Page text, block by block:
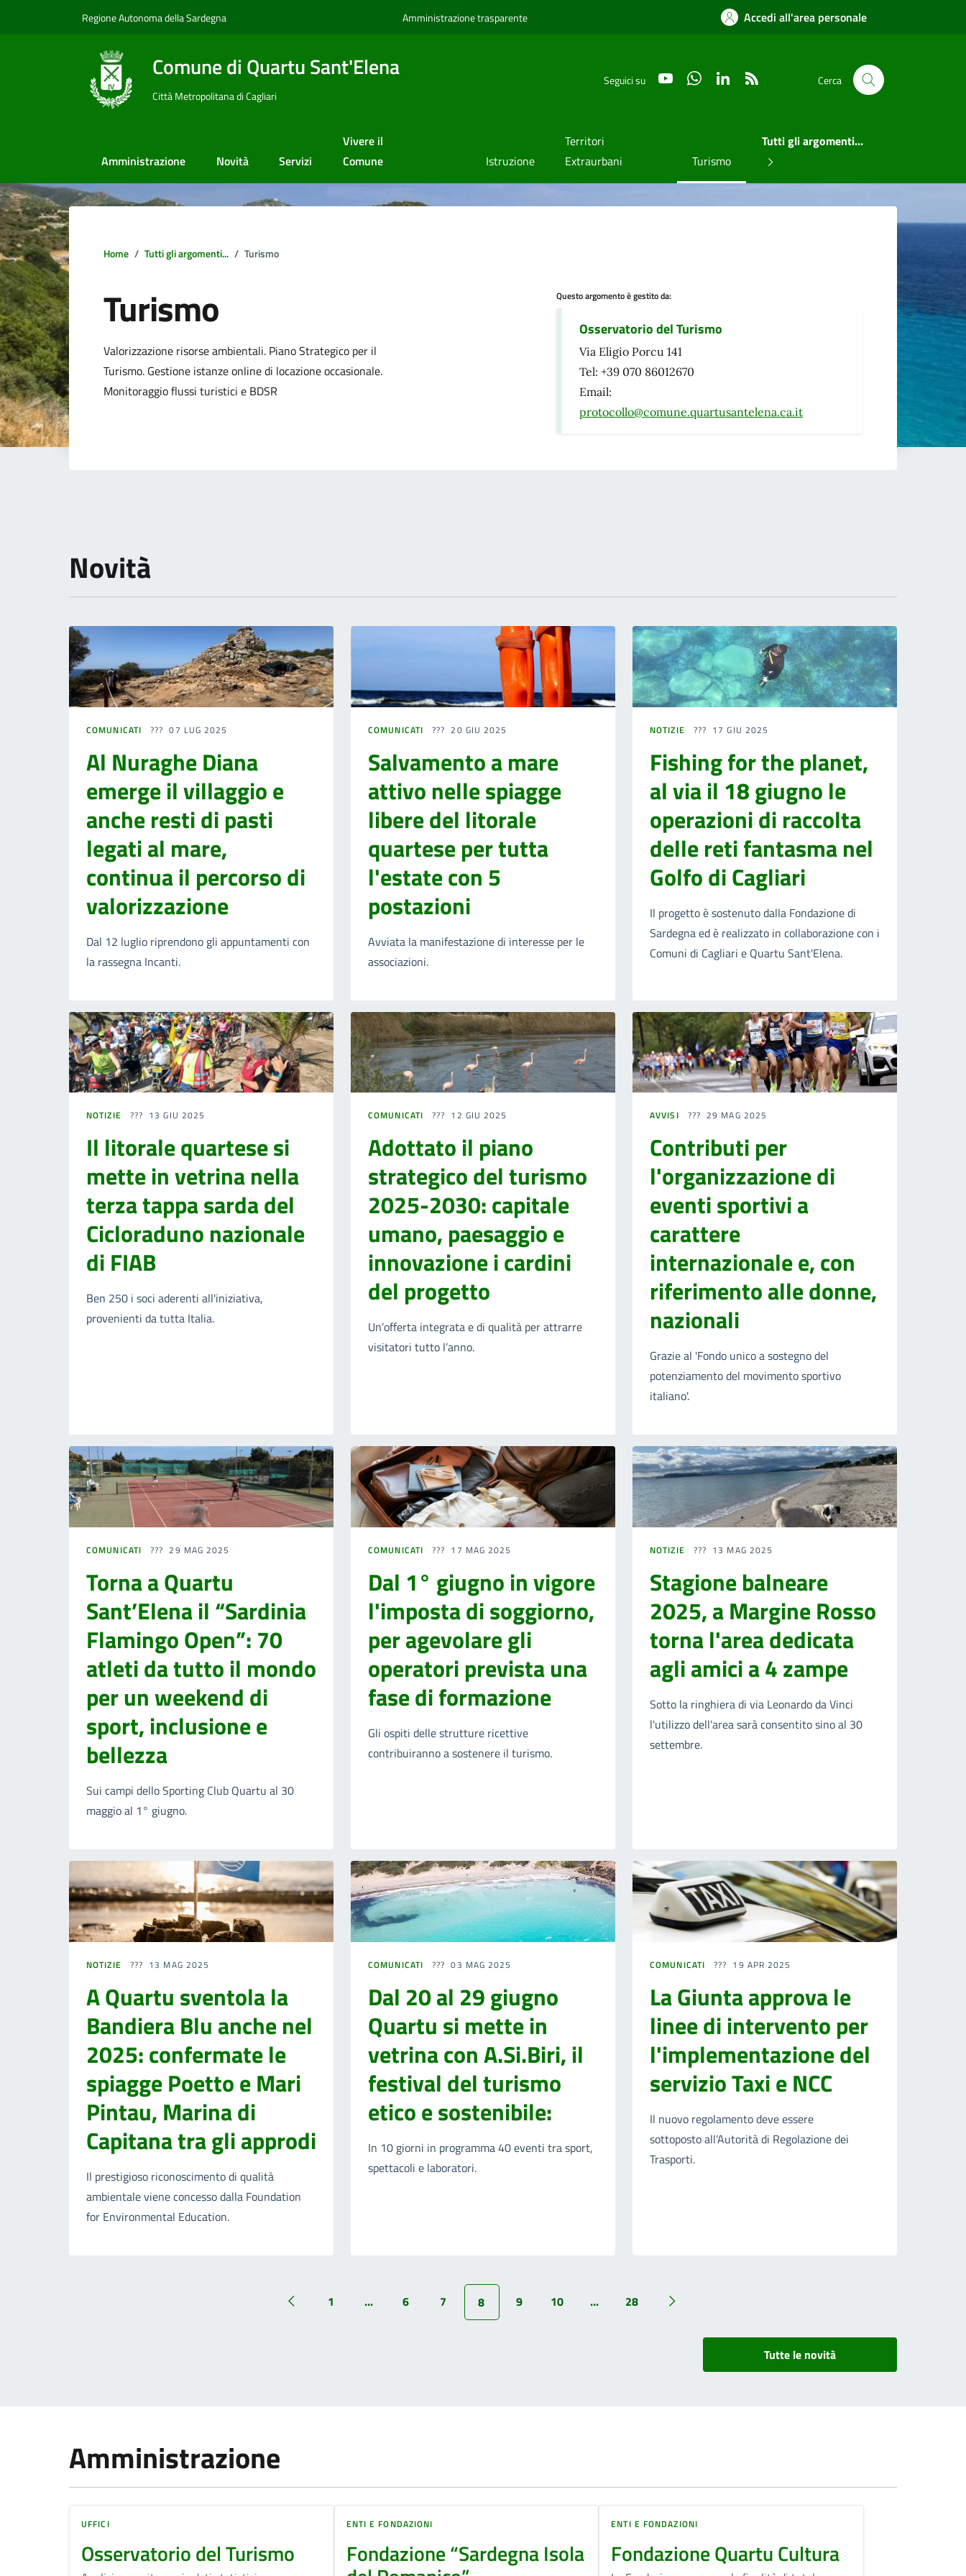
Regione Autonoma della Sardegna Amministrazione trasparente Accedi all'area personale
Comune di Quartu Sant'Elena
Città Metropolitana di Cagliari
Seguici su YouTube WhatsAppLinkedIn Cerca
Amministrazione Novità Servizi
Vivere il
Comune
Istruzione
Territori
Extraurbani
Turismo
Tutti gli argomenti...
Home Tutti gli argomenti... Turismo
Turismo
Dettagli della notizia
Valorizzazione risorse ambientali. Piano Strategico per il
Turismo. Gestione istanze online di locazione occasionale.
Monitoraggio flussi turistici e BDSR
Questo argomento è gestito da:
Osservatorio del Turismo
Via Eligio Porcu 141
Tel: +39 070 86012670
Email:
protocollo@comune.quartusantelena.ca.it
Novità
COMUNICATI 07 LUG 2025
Al Nuraghe Diana
emerge il villaggio e
anche resti di pasti
legati al mare,
continua il percorso di
valorizzazione
Dal 12 luglio riprendono gli appuntamenti con
la rassegna Incanti.
COMUNICATI 20 GIU 2025
Salvamento a mare
attivo nelle spiagge
libere del litorale
quartese per tutta
l'estate con 5
postazioni
Avviata la manifestazione di interesse per le
associazioni.
NOTIZIE 17 GIU 2025
Fishing for the planet,
al via il 18 giugno le
operazioni di raccolta
delle reti fantasma nel
Golfo di Cagliari
Il progetto è sostenuto dalla Fondazione di
Sardegna ed è realizzato in collaborazione con i
Comuni di Cagliari e Quartu Sant'Elena.
NOTIZIE 13 GIU 2025
Il litorale quartese si
mette in vetrina nella
terza tappa sarda del
Cicloraduno nazionale
di FIAB
Ben 250 i soci aderenti all'iniziativa,
provenienti da tutta Italia.
COMUNICATI 12 GIU 2025
Adottato il piano
strategico del turismo
2025-2030: capitale
umano, paesaggio e
innovazione i cardini
del progetto
Un’offerta integrata e di qualità per attrarre
visitatori tutto l’anno.
AVVISI 29 MAG 2025
Contributi per
l'organizzazione di
eventi sportivi a
carattere
internazionale e, con
riferimento alle donne,
nazionali
Grazie al 'Fondo unico a sostegno del
potenziamento del movimento sportivo
italiano'.
COMUNICATI 29 MAG 2025
Torna a Quartu
Sant’Elena il “Sardinia
Flamingo Open”: 70
atleti da tutto il mondo
per un weekend di
sport, inclusione e
bellezza
Sui campi dello Sporting Club Quartu al 30
maggio al 1° giugno.
COMUNICATI 17 MAG 2025
Dal 1° giugno in vigore
l'imposta di soggiorno,
per agevolare gli
operatori prevista una
fase di formazione
Gli ospiti delle strutture ricettive
contribuiranno a sostenere il turismo.
NOTIZIE 13 MAG 2025
Stagione balneare
2025, a Margine Rosso
torna l'area dedicata
agli amici a 4 zampe
Sotto la ringhiera di via Leonardo da Vinci
l'utilizzo dell'area sarà consentito sino al 30
settembre.
NOTIZIE 13 MAG 2025
A Quartu sventola la
Bandiera Blu anche nel
2025: confermate le
spiagge Poetto e Mari
Pintau, Marina di
Capitana tra gli approdi
Il prestigioso riconoscimento di qualità
ambientale viene concesso dalla Foundation
for Environmental Education.
COMUNICATI 03 MAG 2025
Dal 20 al 29 giugno
Quartu si mette in
vetrina con A.Si.Biri, il
festival del turismo
etico e sostenibile:
In 10 giorni in programma 40 eventi tra sport,
spettacoli e laboratori.
COMUNICATI 19 APR 2025
La Giunta approva le
linee di intervento per
l'implementazione del
servizio Taxi e NCC
Il nuovo regolamento deve essere
sottoposto all’Autorità di Regolazione dei
Trasporti.
1 ... 6 7 8 9 10 ... 28
Tutte le novità
Amministrazione
UFFICI
Osservatorio del Turismo
ENTI E FONDAZIONI
Fondazione “Sardegna Isola
ENTI E FONDAZIONI
Fondazione Quartu Cultura